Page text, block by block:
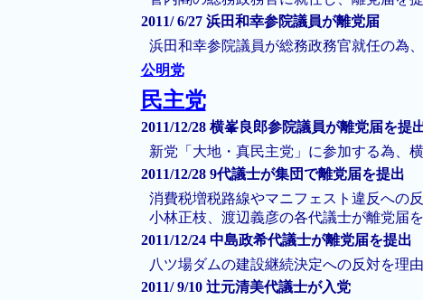
2011/ 6/27 浜田和幸参院議員が離党届
浜田和幸参院議員が総務政務官就任の為
公明党
民主党
2011/12/28 横峯良郎参院議員が離党届を提
新党「大地・真民主党」に参加する為、
2011/12/28 9代議士が集団で離党届を提出
消費税増税路線やマニフェスト違反への
小林正枝、渡辺義彦の各代議士が離党届を
2011/12/24 中島政希代議士が離党届を提出
八ツ場ダムの建設継続決定への反対を理
2011/ 9/10 辻元清美代議士が入党